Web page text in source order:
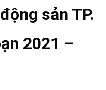
sản TP.
2021 –